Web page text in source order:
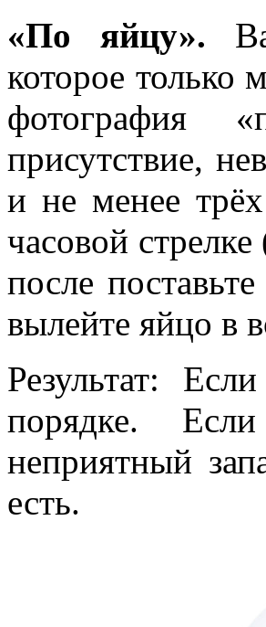
«По яйцу».
которое только
фотография
присутствие,
и не менее
часовой
после
вылейте яйцо в
Результат:
порядке.
неприятный
есть.